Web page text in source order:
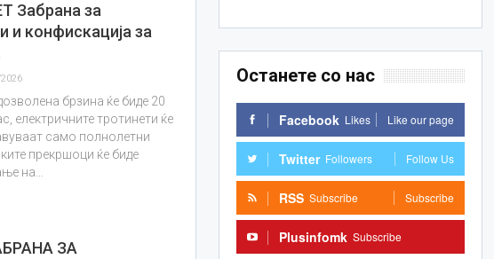
Забрана за
и конфискација за
брзина ќе биде 20
електричните тротинети ќе
само полнолетни
прекршоци ќе биде
на…
ЗА
Останете со нас
Facebook Likes Like our page
Twitter Followers Follow Us
RSS Subscribe Subscribe
Plusinfomk Subscribe